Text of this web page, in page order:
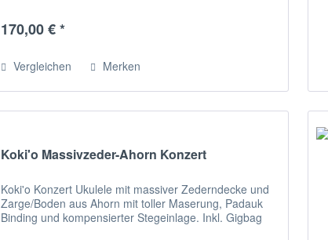
170,00 € *
Vergleichen Merken
Koki'o Massivzeder-Ahorn Konzert
Koki'o Konzert Ukulele mit massiver Zederndecke und
Zarge/Boden aus Ahorn mit toller Maserung, Padauk
Binding und kompensierter Stegeinlage. Inkl. Gigbag